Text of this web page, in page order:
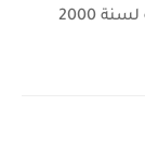
الدروس لتكوين المعلّمين بقفصة لسنة 2000